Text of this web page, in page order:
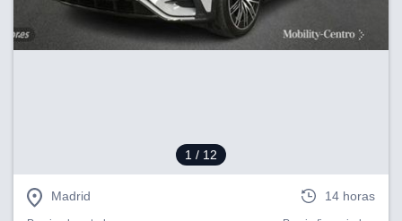
1 / 12
Madrid 14 horas